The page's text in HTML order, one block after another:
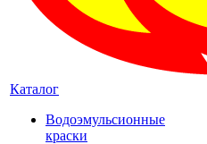
Каталог
Водоэмульсионные
краски